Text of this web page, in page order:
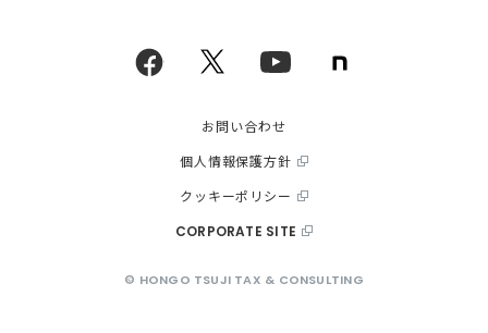
facebook twitter youtube
お問い合わせ
個人情報保護方針
クッキーポリシー
CORPORATE SITE
© HONGO TSUJI TAX & CONSULTING